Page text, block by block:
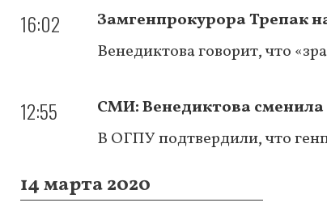
16:02
Замгенпрокурора Трепак
Венедиктова говорит, что
12:55
СМИ: Венедиктова
В ОГПУ подтвердили, что
14 марта 2020